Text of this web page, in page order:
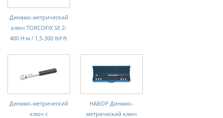
Динамо-метрический
ключ TORCOFIX SE 2-
400 Н·м / 1,5-300 lbf·ft
Динамо-метрический
ключ с
НАБОР Динамо-
метрический ключ